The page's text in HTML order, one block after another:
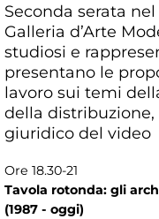
Seconda serata
Galleria d’Arte
studiosi e
presentano le
lavoro sui temi
della distribuzione,
giuridico del video
Ore 18.30-21
Tavola rotonda: gli
(1987 - oggi)